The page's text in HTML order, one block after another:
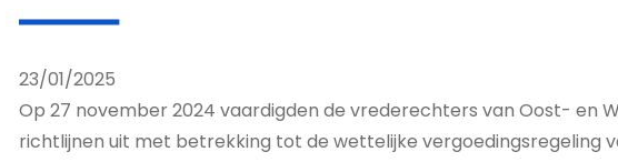
23/01/2025
Op 27 november 2024 vaardigden de vrederechters van Oost- en
richtlijnen uit met betrekking tot de wettelijke vergoedingsregeling